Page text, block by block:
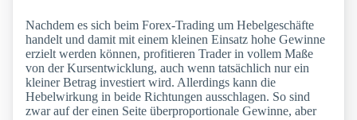
Nachdem es sich beim Forex-Trading um Hebelgeschäfte
handelt und damit mit einem kleinen Einsatz hohe Gewinne
erzielt werden können, profitieren Trader in vollem Maße
von der Kursentwicklung, auch wenn tatsächlich nur ein
kleiner Betrag investiert wird. Allerdings kann die
Hebelwirkung in beide Richtungen ausschlagen. So sind
zwar auf der einen Seite überproportionale Gewinne, aber